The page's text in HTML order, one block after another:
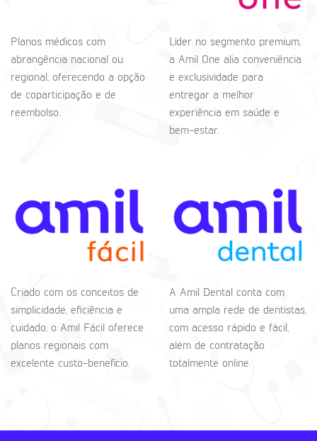
Planos médicos com
abrangência nacional ou
regional, oferecendo a opção
de coparticipação e de
reembolso.
Líder no segmento premium,
a Amil One alia conveniência
e exclusividade para
entregar a melhor
experiência em saúde e
bem-estar.
Criado com os conceitos de
simplicidade, eficiência e
cuidado, o Amil Fácil oferece
planos regionais com
excelente custo-benefício.
A Amil Dental conta com
uma ampla rede de dentistas,
com acesso rápido e fácil,
além de contratação
totalmente online.